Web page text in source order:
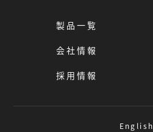
製品一覧
会社情報
採用情報
English